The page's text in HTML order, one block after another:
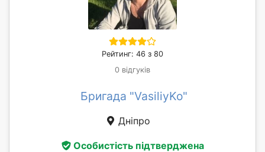
Рейтинг: 46 з 80
0 відгуків
Бригада "VasiliyKo"
Дніпро
Особистість підтверджена